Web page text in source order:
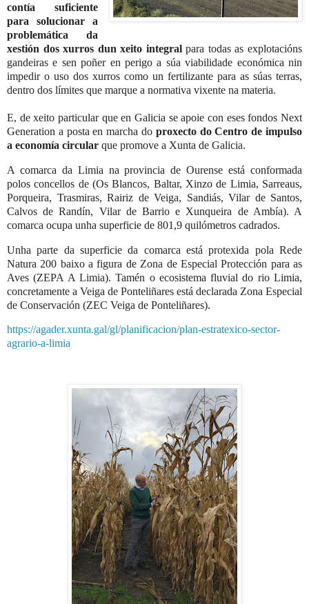
contía suficiente
para solucionar a
problemática da
xestión dos xurros dun xeito integralpara todas as explotacións
gandeiras e sen poñer en perigo a súa viabilidade económica nin
impedir o uso dos xurros como un fertilizante para as súas terras,
dentro dos límites que marque a normativa vixente na materia.
E, de xeito particular que en Galicia se apoie con eses fondos Next
Generation a posta en marcha do proxecto do Centro de impulso
a economía circular que promove a Xunta de Galicia.
A comarca da Limia na provincia de Ourense está conformada
polos concellos de (Os Blancos, Baltar, Xinzo de Limia, Sarreaus,
Porqueira, Trasmiras, Rairiz de Veiga, Sandiás, Vilar de Santos,
Calvos de Randín, Vilar de Barrio e Xunqueira de Ambía). A
comarca ocupa unha superficie de 801,9 quilómetros cadrados.
Unha parte da superficie da comarca está protexida pola Rede
Natura 200 baixo a figura de Zona de Especial Protección para as
Aves (ZEPA A Limia). Tamén o ecosistema fluvial do rio Limia,
concretamente a Veiga de Ponteliñares está declarada Zona Especial
de Conservación (ZEC Veiga de Ponteliñares).
https://agader.xunta.gal/gl/planificacion/plan-estratexico-sector-
agrario-a-limia